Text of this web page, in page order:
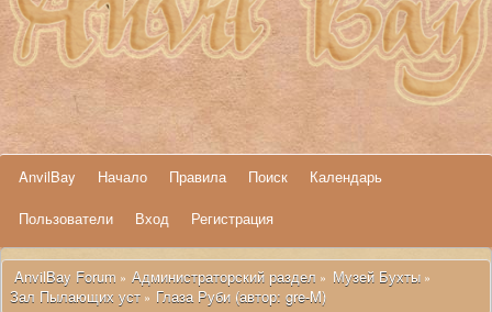
AnvilBay Начало Правила Поиск
Календарь
Пользователи
Вход Регистрация
AnvilBay Forum » Администраторский раздел » Музей Бухты»
Зал Пылающих уст» Глаза Руби (автор: gre-M)